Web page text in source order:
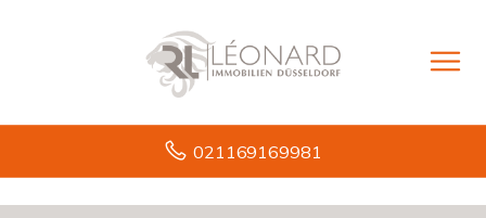
021169169981